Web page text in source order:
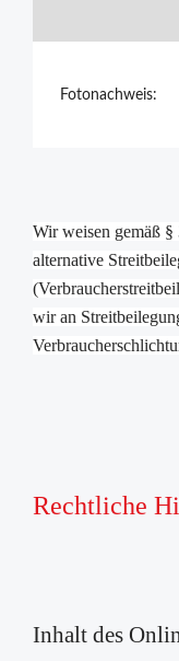
Fotonachweis:
Wir weisen gemäß §
alternative
wir an
Rechtliche
Inhalt des